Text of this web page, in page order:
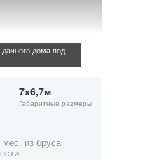
дома под
7х6,7м
Габаритные размеры
из бруса